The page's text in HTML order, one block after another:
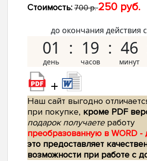
Стоимость: 700 р.250 руб.
до окончания действия
01 19 46
+
Наш сайт выгодно
при покупке, кроме PDF
подарок получаетеработу
преобразованную в WORD -
это предоставляет
возможности при работе с